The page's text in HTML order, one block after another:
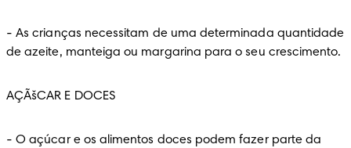
- As crianças necessitam de uma determinada quantidade
de azeite, manteiga ou margarina para o seu crescimento.
AÇÃšCAR E DOCES
- O açúcar e os alimentos doces podem fazer parte da